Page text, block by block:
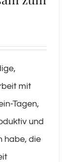
mit
Tagen,
und
habe, die